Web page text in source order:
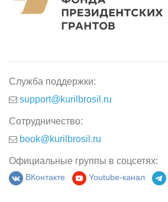
Служба поддержки:
support@kurilbrosil.ru
Сотрудничество:
book@kurilbrosil.ru
Официальные группы в соцсетях:
ВКонтакте Youtube-канал